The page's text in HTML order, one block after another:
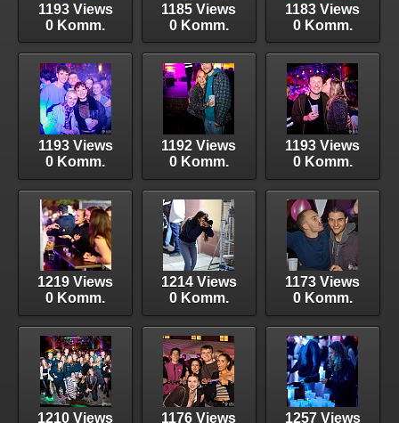
1193 Views
0 Komm.
1185 Views
0 Komm.
1183 Views
0 Komm.
1193 Views
0 Komm.
1192 Views
0 Komm.
1193 Views
0 Komm.
1219 Views
0 Komm.
1214 Views
0 Komm.
1173 Views
0 Komm.
1210 Views
1176 Views
1257 Views